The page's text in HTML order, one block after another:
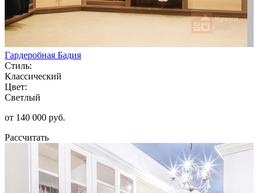
Гардеробная Бадия
Стиль:
Классический
Цвет:
Светлый
от 140 000 руб.
Рассчитать